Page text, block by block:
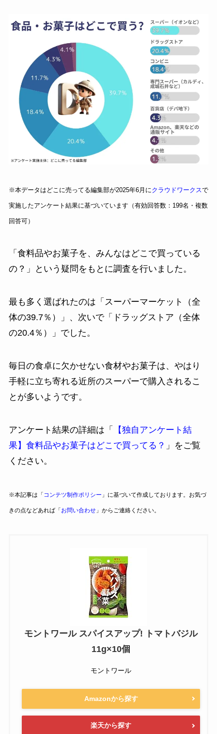
※本データはどこに売ってる編集部が2025年6月にクラウドワークスで
実施したアンケート結果に基づいています（有効回答数：199名・複数
回答可）
「食料品やお菓子を、みんなはどこで買っている
の？」という疑問をもとに調査を行いました。
最も多く選ばれたのは「スーパーマーケット（全
体の39.7％）」、次いで「ドラッグストア（全体
の20.4％）」でした。
毎日の食卓に欠かせない食材やお菓子は、やはり
手軽に立ち寄れる近所のスーパーで購入されるこ
とが多いようです。
アンケート結果の詳細は「
【独自アンケート結
果】食料品やお菓子はどこで買ってる？ 」をご覧
ください。
※本記事は「 コンテツ制作ポリシー 」に基づいて作成しております。お気づ
きの点などあれば「お問い合わせ」からご連絡ください。
モントワール スパイスアップ! トマトバジル
11g×10個
モントワール
Amazonから探す
楽天から探す